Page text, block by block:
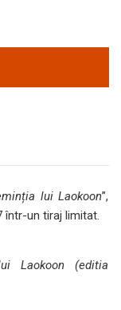
lui Laokoon”,
într-un tiraj limitat.
Laokoon (editia